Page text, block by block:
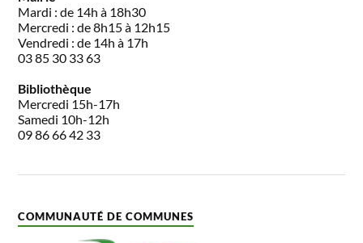
Mardi : de 14h à 18h30
Mercredi : de 8h15 à 12h15
Vendredi : de 14h à 17h
03 85 30 33 63
Bibliothèque
Mercredi 15h-17h
Samedi 10h-12h
09 86 66 42 33
COMMUNAUTÉ DE COMMUNES